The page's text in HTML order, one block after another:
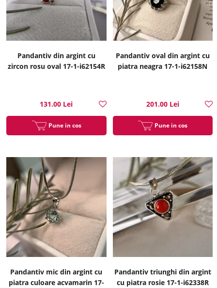
Pandantiv din argint cu
zircon rosu oval 17-1-i62154R
131.00 Lei
Pune in cos
Pandantiv oval din argint cu
piatra neagra 17-1-i62158N
201.00 Lei
Pune in cos
Pandantiv mic din argint cu
piatra culoare acvamarin 17-
Pandantiv triunghi din argint
cu piatra rosie 17-1-i62338R